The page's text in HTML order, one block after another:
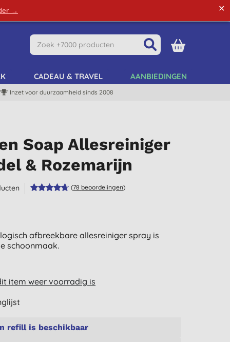
→ ✕
CADEAU & TRAVEL AANBIEDINGEN
Inzet voor duurzaamheid sinds 2008
Soap Allesreiniger
& Rozemarijn
(78 beoordelingen)
afbreekbare allesreiniger spray is
schoonmaak.
item weer voorradig is
refill is beschikbaar